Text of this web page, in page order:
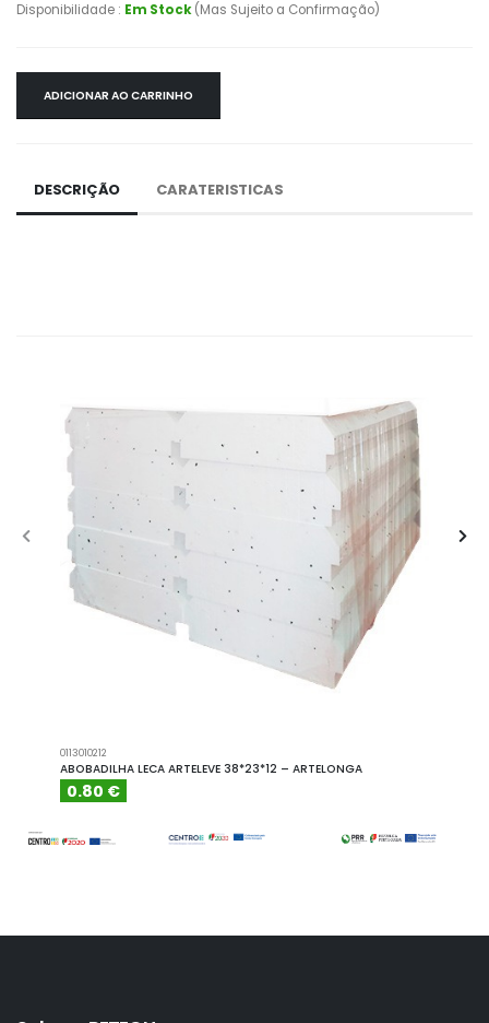
Disponibilidade : Em Stock(Mas Sujeito a Confirmação)
ADICIONAR AO CARRINHO
DESCRIÇÃO CARATERISTICAS
0113010212
ABOBADILHA LECA ARTELEVE 38*23*12 – ARTELONGA
0.80 €